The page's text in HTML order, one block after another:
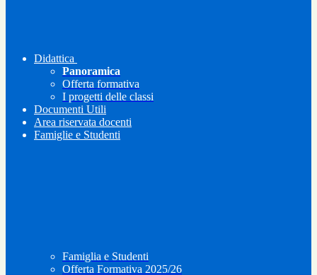
Didattica
Panoramica
Offerta formativa
I progetti delle classi
Documenti Utili
Area riservata docenti
Famiglie e Studenti
Famiglia e Studenti
Offerta Formativa 2025/26